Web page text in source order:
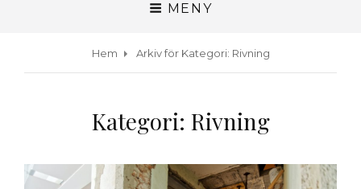
MENY
Hem Arkiv för Kategori: Rivning
Kategori: Rivning